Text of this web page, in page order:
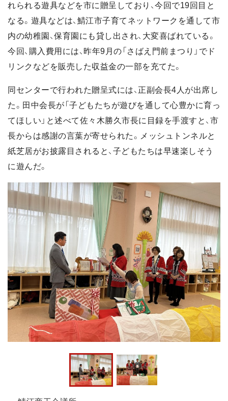
れられる遊具などを市に贈呈しており、今回で19回目と
なる。遊具などは、鯖江市子育てネットワークを通して市
内の幼稚園、保育園にも貸し出され、大変喜ばれている。
今回、購入費用には、昨年9月の「さばえ門前まつり」でド
リンクなどを販売した収益金の一部を充てた。
同センターで行われた贈呈式には、正副会長4人が出席し
た。田中会長が「子どもたちが遊びを通して心豊かに育っ
てほしい」と述べて佐々木勝久市長に目録を手渡すと、市
長からは感謝の言葉が寄せられた。メッシュトンネルと
紙芝居がお披露目されると、子どもたちは早速楽しそう
に遊んだ。